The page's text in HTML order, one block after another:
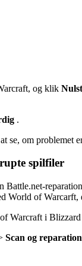
og klik
.
se, om problemet
spilfiler
Battle.net-
World of Warcarft,
Warcraft i Blizzard
Scan og reparation